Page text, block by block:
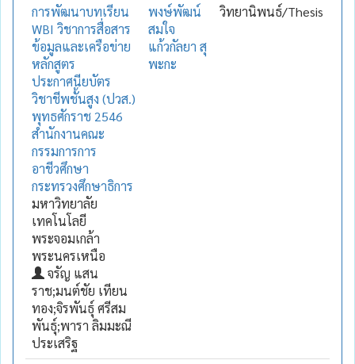
การพัฒนาบทเรียน
WBI วิชาการสื่อสาร
ข้อมูลและเครือข่าย
หลักสูตร
ประกาศนียบัตร
วิชาชีพชั้นสูง (ปวส.)
พุทธศักราช 2546
สำนักงานคณะ
กรรมการการ
อาชีวศึกษา
กระทรวงศึกษาธิการ
มหาวิทยาลัย
เทคโนโลยี
พระจอมเกล้า
พระนครเหนือ
จรัญ แสน
ราช;มนต์ชัย เทียน
ทอง;จิรพันธุ์ ศรีสม
พันธุ์;พารา ลิมมะณี
ประเสริฐ
พงษ์พัฒน์
สมใจ
แก้วกัลยา สุ
พะกะ
วิทยานิพนธ์/Thesis